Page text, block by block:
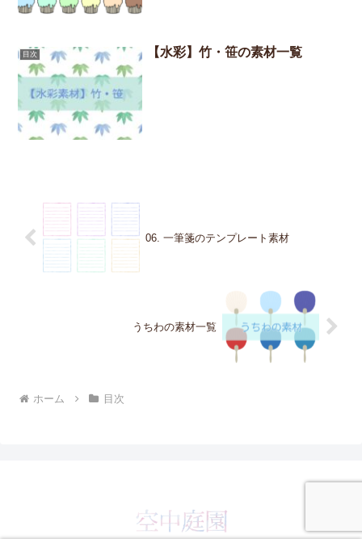
目次 【水彩】竹・笹の素材一覧
06. 一筆箋のテンプレート素材
うちわの素材一覧
ホーム 目次